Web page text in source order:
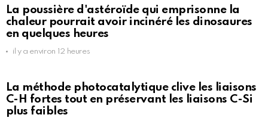
La poussière d'astéroïde qui emprisonne la
chaleur pourrait avoir incinéré les dinosaures
en quelques heures
il y a environ 12 heures
La méthode photocatalytique clive les liaisons
C-H fortes tout en préservant les liaisons C-Si
plus faibles